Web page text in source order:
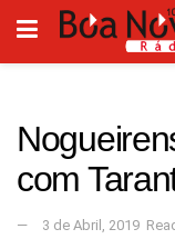
com
3 de Abril, 2019